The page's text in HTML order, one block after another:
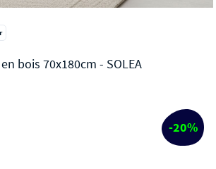
en bois 70x180cm -20%